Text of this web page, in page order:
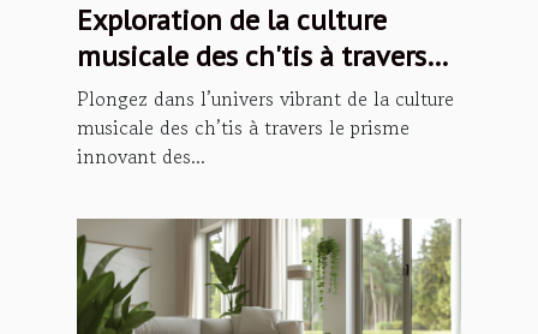
Exploration de la culture
musicale des ch'tis à travers
les podcasts
Plongez dans l’univers vibrant de la culture
musicale des ch’tis à travers le prisme
innovant des...